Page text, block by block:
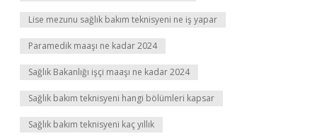
Lise mezunu sağlık bakım teknisyeni ne iş yapar
Paramedik maaşı ne kadar 2024
Sağlık Bakanlığı işçi maaşı ne kadar 2024
Sağlık bakım teknisyeni hangi bölümleri kapsar
Sağlık bakım teknisyeni kaç yıllık